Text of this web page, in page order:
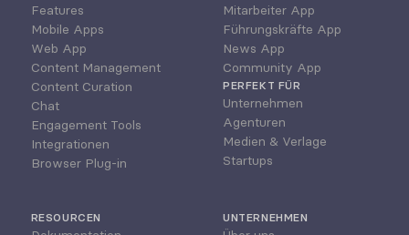
Features
Mobile Apps
Web App
Content Management
Content Curation
Chat
Engagement Tools
Integrationen
Browser Plug-in
Mitarbeiter App
Führungskräfte App
News App
Community App
PERFEKT FÜR
Unternehmen
Agenturen
Medien & Verlage
Startups
RESOURCEN UNTERNEHMEN